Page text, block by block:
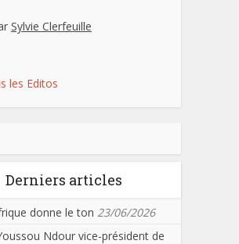
Sylvie Clerfeuille
les Editos
Derniers articles
donne le ton 23/06/2026
Ndour vice-président de